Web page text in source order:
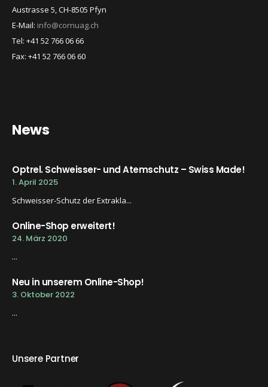
Austrasse 5, CH-8505 Pfyn
E-Mail: info@cornuag.ch
Tel: +41 52 766 06 66
Fax: +41 52 766 06 60
News
Optrel. Schweisser- und Atemschutz – Swiss Made!
1. April 2025
Schweisser-Schutz der Extrakla...
Online-Shop erweitert!
24. März 2020
...
Neu in unserem Online-Shop!
3. Oktober 2022
...
Unsere Partner